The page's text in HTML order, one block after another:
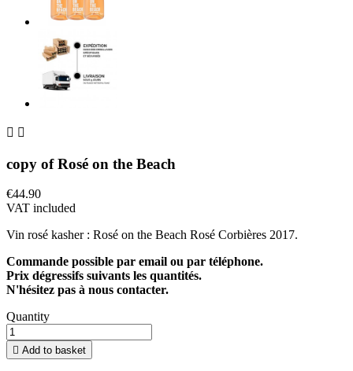
 
copy of Rosé on the Beach
€44.90
VAT included
Vin rosé kasher : Rosé on the Beach Rosé Corbières 2017.
Commande possible par email ou par téléphone.
Prix dégressifs suivants les quantités.
N'hésitez pas à nous contacter.
Quantity
 Add to basket